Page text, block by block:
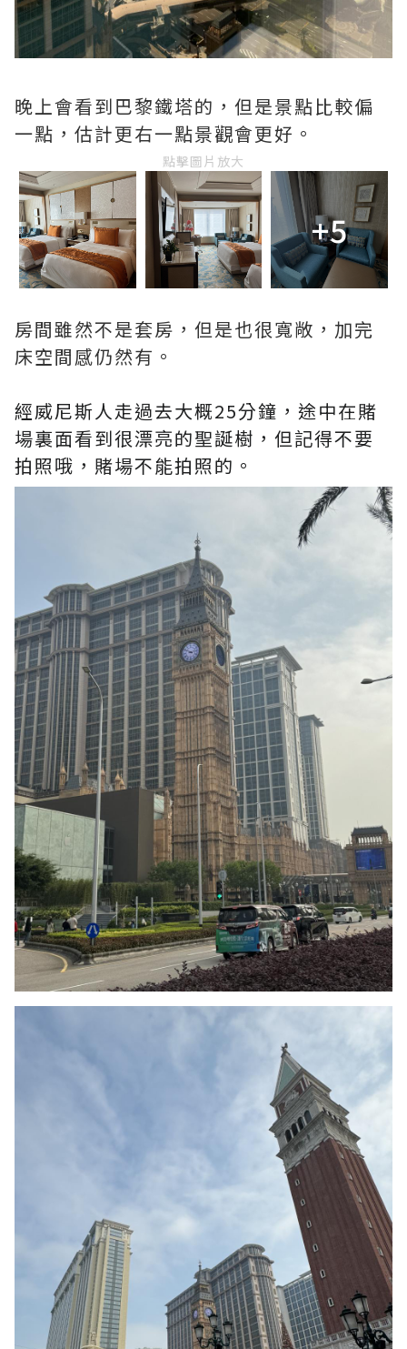
晚上會看到巴黎鐵塔的，但是景點比較偏
一點，估計更右一點景觀會更好。
點擊圖片放大
+5
房間雖然不是套房，但是也很寬敞，加完
床空間感仍然有。
經威尼斯人走過去大概25分鐘，途中在賭
場裏面看到很漂亮的聖誕樹，但記得不要
拍照哦，賭場不能拍照的。